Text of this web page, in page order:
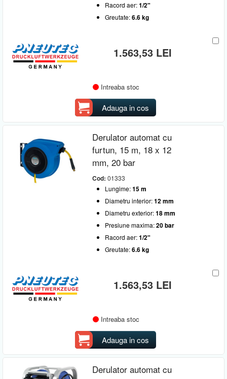
Racord aer:1/2"
Greutate:6.6 kg
1.563,53 LEI
Intreaba stoc
Adauga in cos
Derulator automat cu
furtun, 15 m, 18 x 12
mm, 20 bar
Cod:01333
Lungime:15 m
Diametru interior:12 mm
Diametru exterior:18 mm
Presiune maxima:20 bar
Racord aer:1/2"
Greutate:6.6 kg
1.563,53 LEI
Intreaba stoc
Adauga in cos
Derulator automat cu